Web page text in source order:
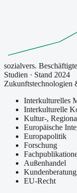
sozialvers. Beschäftigte
Studien · Stand 2024
Zukunftstechnologien
Interkulturelles
Interkulturelle
Kultur-,
Europäische
Europapolitik
Forschung
Außenhandel
EU-Recht